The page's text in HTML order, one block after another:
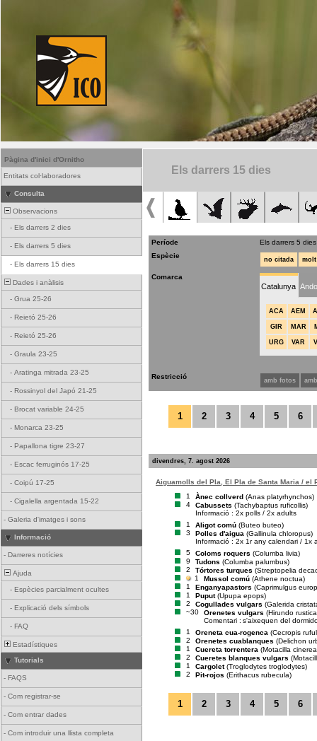
Pàgina d'inici d'Ornitho
Entitats col·laboradores
Consulta
Observacions
- Els darrers 2 dies
- Els darrers 5 dies
- Els darrers 15 dies
Dades i anàlisis
- Grua 25-26
- Reietó 25-26
- Reietó 25-26
- Graula 23-25
- Aratinga mitrada 23-25
- Rossinyol del Japó 21-25
- Brocat variable 24-25
- Monarca 23-25
- Papallona tigre 23-27
- Escac ferruginós 17-25
- Coipú 17-25
- Cigalella argentada 15-22
- Galeria d'imatges i sons
Informació
- Darreres notícies
Ajuda
- Espècies parcialment ocultes
- Explicació dels símbols
- FAQ
Estadístiques
Tutorials
- FAQS
- Com registrar-se
- Com entrar dades
- Com introduir una llista completa
Els darrers 15 dies
Període
Els darrers 5 dies
Espècie
no citada
Comarca
Catalunya
ACA AEM
GIR MAR
URG VAR
Restricció amb fotos
1 2 3 4 5 6
divendres, 7. agost 2026
Aiguamolls del Pla, El Pla de Santa Maria / el
1
Ànec collverd (Anas platyrhynchos)
4
Cabussets (Tachybaptus ruficollis)
Informació : 2x polls / 2x adults
1
Aligot comú (Buteo buteo)
3
Polles d'aigua (Gallinula chloropus)
Informació : 2x 1r any calendari / 1x
5
Coloms roquers (Columba livia)
9
Tudons (Columba palumbus)
2
Tórtores turques (Streptopelia
1
Mussol comú (Athene noctua)
1
Enganyapastors (Caprimulgus
1
Puput (Upupa epops)
2
Cogullades vulgars (Galerida
~30
Orenetes vulgars (Hirundo
Comentari : s'aixequen del
1
Oreneta cua-rogenca (Cecropis
2
Orenetes cuablanques (Delichon
1
Cuereta torrentera (Motacilla
2
Cueretes blanques vulgars
1
Cargolet (Troglodytes troglodytes)
2
Pit-rojos (Erithacus rubecula)
1 2 3 4 5 6